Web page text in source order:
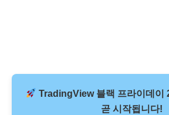
TradingView 블랙 프라이데이
곧 시작됩니다!